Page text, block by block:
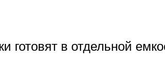
готовят в отдельной